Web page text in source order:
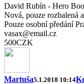
David Rubín - Hero
Nová, pouze rozbalená
Pouze osobní předání
vasax@email.cz
500CZK
Martuša5.1.2018 10:14